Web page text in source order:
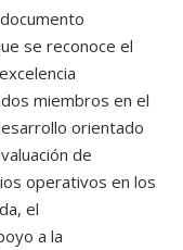
se reconoce el
miembros en el
orientado
de
operativos en los
el
a la